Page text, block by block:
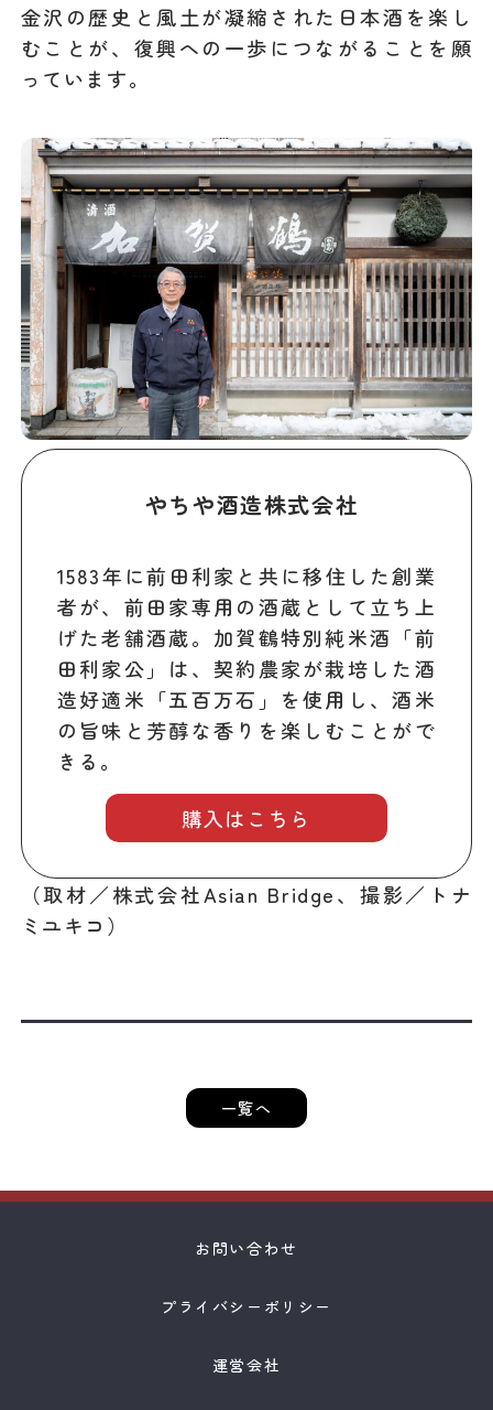
金沢の歴史と風土が凝縮された日本酒を楽し
むことが、復興への一歩につながることを願
っています。
やちや酒造株式会社
1583年に前田利家と共に移住した創業
者が、前田家専用の酒蔵として立ち上
げた老舗酒蔵。加賀鶴特別純米酒「前
田利家公」は、契約農家が栽培した酒
造好適米「五百万石」を使用し、酒米
の旨味と芳醇な香りを楽しむことがで
きる。
購入はこちら
（取材／株式会社Asian Bridge、撮影／トナ
ミユキコ）
一覧へ
お問い合わせ
プライバシーポリシー
運営会社